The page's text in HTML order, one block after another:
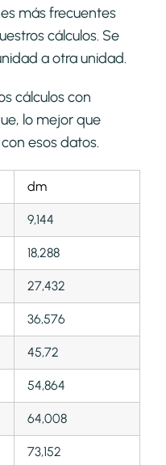
más frecuentes
cálculos. Se
a otra unidad.
cálculos con
lo mejor que
esos datos.
dm
9,144
18,288
27,432
36,576
45,72
54,864
64,008
73,152